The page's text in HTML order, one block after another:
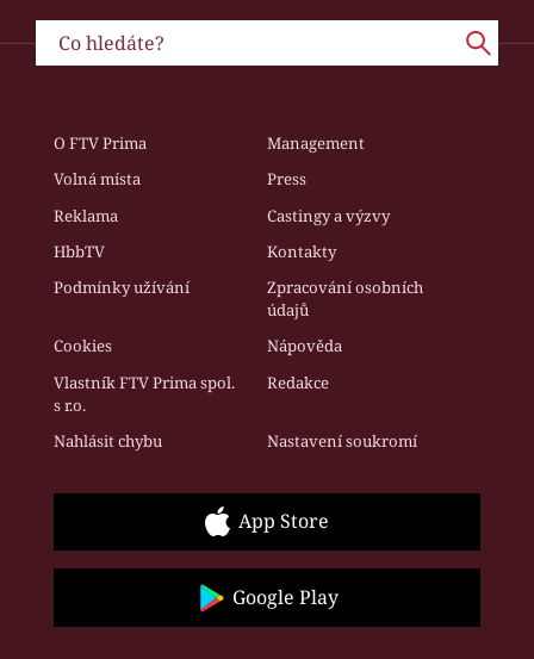
O FTV Prima
Management
Volná místa
Press
Reklama
Castingy a výzvy
HbbTV
Kontakty
Podmínky užívání
Zpracování osobních
údajů
Cookies
Nápověda
Vlastník FTV Prima spol.
s r.o.
Redakce
Nahlásit chybu Nastavení soukromí
App Store
Google Play